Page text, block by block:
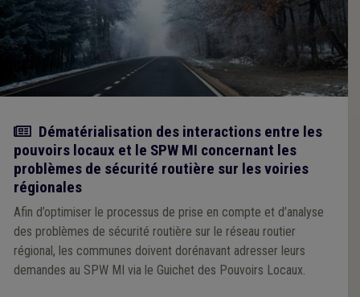
Actualité
Dématérialisation des interactions entre les
pouvoirs locaux et le SPW MI concernant les
problèmes de sécurité routière sur les voiries
régionales
Afin d’optimiser le processus de prise en compte et d’analyse
des problèmes de sécurité routière sur le réseau routier
régional, les communes doivent dorénavant adresser leurs
demandes au SPW MI via le Guichet des Pouvoirs Locaux.